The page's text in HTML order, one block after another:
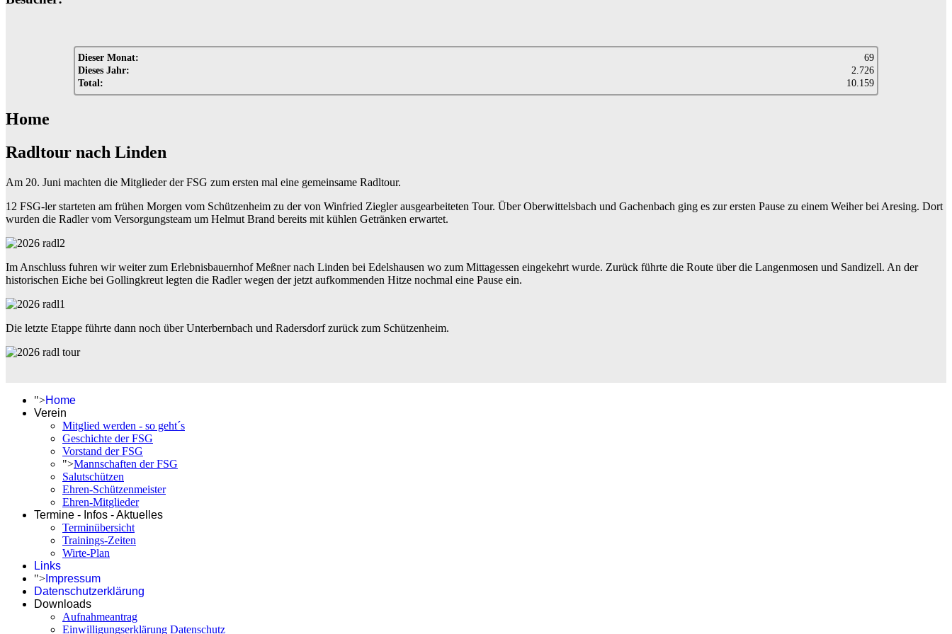
Dieser Monat:
69
Dieses Jahr:
2.726
Total:
10.159
Home
Radltour nach Linden
Am 20. Juni machten die Mitglieder der FSG zum ersten mal eine gemeinsame Radltour.
12 FSG-ler starteten am frühen Morgen vom Schützenheim zu der von Winfried Ziegler ausgearbeiteten Tour. Über Oberwittelsbach und Gachenbach ging es zur ersten Pause zu einem Weiher bei Aresing. Dort
wurden die Radler vom Versorgungsteam um Helmut Brand bereits mit kühlen Getränken erwartet.
Im Anschluss fuhren wir weiter zum Erlebnisbauernhof Meßner nach Linden bei Edelshausen wo zum Mittagessen eingekehrt wurde. Zurück führte die Route über die Langenmosen und Sandizell. An der
historischen Eiche bei Gollingkreut legten die Radler wegen der jetzt aufkommenden Hitze nochmal eine Pause ein.
Die letzte Etappe führte dann noch über Unterbernbach und Radersdorf zurück zum Schützenheim.
">Home
Verein
Mitglied werden - so geht´s
Geschichte der FSG
Vorstand der FSG
">Mannschaften der FSG
Salutschützen
Ehren-Schützenmeister
Ehren-Mitglieder
Termine - Infos - Aktuelles
Terminübersicht
Trainings-Zeiten
Wirte-Plan
Links
"> Impressum
Datenschutzerklärung
Downloads
Aufnahmeantrag
Einwilligungserklärung Datenschutz